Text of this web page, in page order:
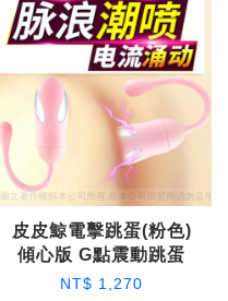
皮皮鯨電擊跳蛋(粉色)
傾心版 G點震動跳蛋
NT$ 1,270